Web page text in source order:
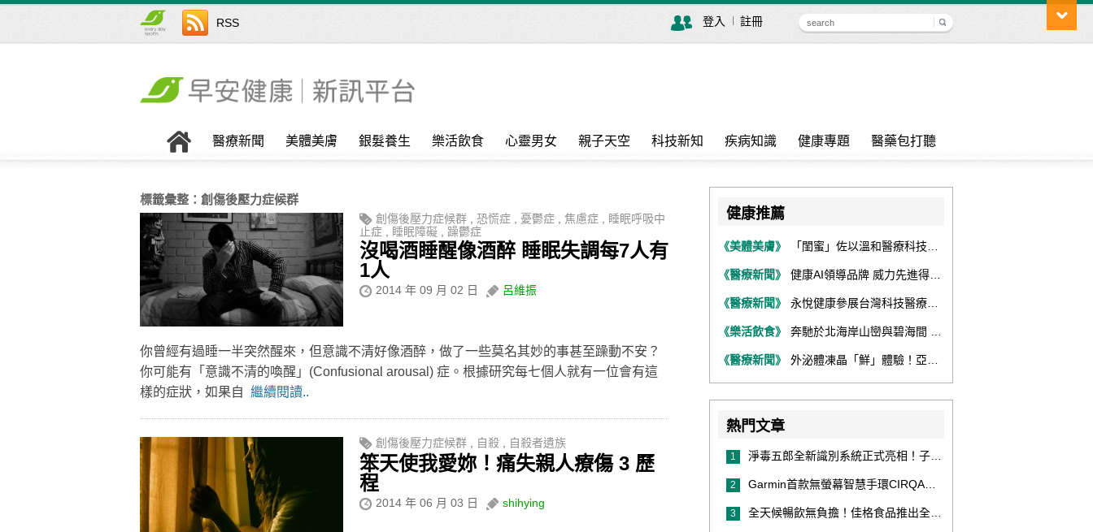
RSS 登入 註冊
醫療新聞 美體美膚 銀髮養生 樂活飲食 心靈男女 親子天空 科技新知 疾病知識 健康專題 醫藥包打聽
標籤彙整： 創傷後壓力症候群
創傷後壓力症候群 恐慌症 憂鬱症 焦慮症
睡眠呼吸中
止症 , 睡眠障礙 , 躁鬱症
沒喝酒睡醒像酒醉 睡眠失調每7人有
1人
2014 年 09 月 02 日 呂維振
你曾經有過睡一半突然醒來，但意識不清好像酒醉，做了一些莫名其妙的事甚至躁動不安？
你可能有「意識不清的喚醒」(Confusional arousal) 症。根據研究每七個人就有一位會有這
樣的症狀，如果自 繼續閱讀..
創傷後壓力症候群 自殺 自殺者遺族
笨天使我愛妳！痛失親人療傷 3 歷
程
2014 年 06 月 03 日 shihying
健康推薦
《美體美膚》 「閨蜜」佐以溫和醫療科技，陪伴女性找回身體舒適與自信
《醫療新聞》 健康AI領導品牌 威力先進得獎不斷 同獲『玉山獎』『金炬獎』最高肯定
《醫療新聞》 永悅健康參展台灣科技醫療展 展現數位健康全場景整合能力
《樂活飲食》 奔馳於北海岸山巒與碧海間 跑出屬於你的生命之光 『2026光境半程馬拉松挑戰賽－升龍道』火熱報名中
《醫療新聞》 外泌體凍晶「鮮」體驗！亞家生技解鎖24個月高活性 專利瓶蓋「秒回溶」超驚艷！醫科展秀「睛」亮神采
熱門文章
1 淨毒五郎全新識別系統正式亮相！子品牌然本再推體香噴霧新產品！
2 Garmin首款無螢幕智慧手環CIRQA登場 專注健康無須訂閱！ 輕量舒適風格百搭 生態系無縫串接 打造全天候零干擾健康與恢復管理新體驗
3 全天候暢飲無負擔！佳格食品推出全新穀物茶品牌「穀萃」 首發「穀萃 蕎麥國寶茶」無糖、0咖啡因 24小時暖心陪伴